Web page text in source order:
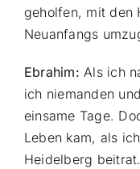
geholfen, mit den
Neuanfangs
Ebrahim: Als ich
ich niemanden
einsame Tage.
Leben kam, als
Heidelberg